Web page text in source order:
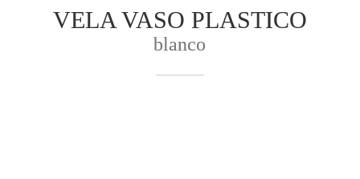
VELA VASO PLASTICO
blanco